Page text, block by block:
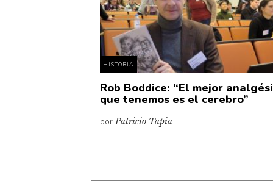
HISTORIA
Rob Boddice: “El mejor
que tenemos es el cerebro”
porPatricio Tapia